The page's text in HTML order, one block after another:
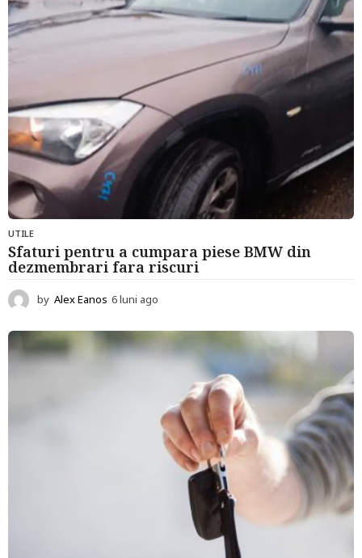
a
g
UTILE
Sfaturi pentru a cumpara piese BMW din
dezmembrari fara riscuri
by Alex Eanos 6 luni ago
u
n